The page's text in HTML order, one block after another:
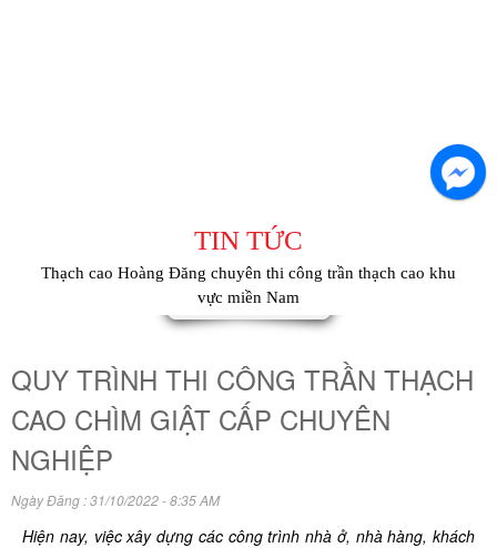
TIN TỨC
Thạch cao Hoàng Đăng chuyên thi công trần thạch cao khu
vực miền Nam
QUY TRÌNH THI CÔNG TRẦN THẠCH
CAO CHÌM GIẬT CẤP CHUYÊN
NGHIỆP
Ngày Đăng : 31/10/2022 - 8:35 AM
Hiện nay, việc xây dựng các công trình nhà ở, nhà hàng, khách